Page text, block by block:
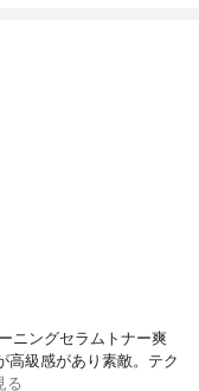
ニングセラムトナー爽
高級感があり素敵。テク
る